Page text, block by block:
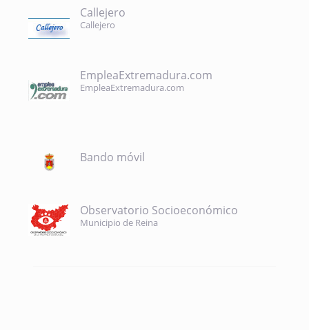
Callejero
Callejero
EmpleaExtremadura.com
EmpleaExtremadura.com
Bando móvil
Observatorio Socioeconómico
Municipio de Reina